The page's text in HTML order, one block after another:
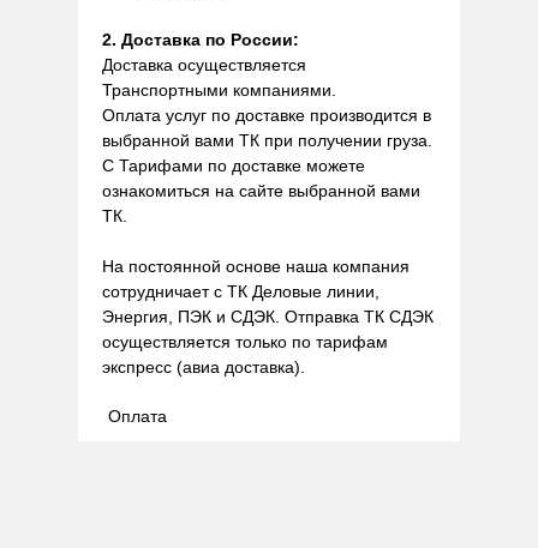
2. Доставка по России:
Доставка осуществляется
Транспортными компаниями.
Оплата услуг по доставке производится в
выбранной вами ТК при получении груза.
С Тарифами по доставке можете
ознакомиться на сайте выбранной вами
ТК.
На постоянной основе наша компания
сотрудничает с ТК Деловые линии,
Энергия, ПЭК и СДЭК. Отправка ТК СДЭК
осуществляется только по тарифам
экспресс (авиа доставка).
Оплата